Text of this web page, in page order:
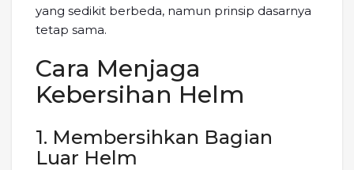
yang sedikit berbeda, namun prinsip dasarnya
tetap sama.
Cara Menjaga
Kebersihan Helm
1. Membersihkan Bagian
Luar Helm